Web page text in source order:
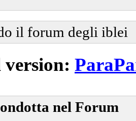
il forum degli iblei
nel Forum